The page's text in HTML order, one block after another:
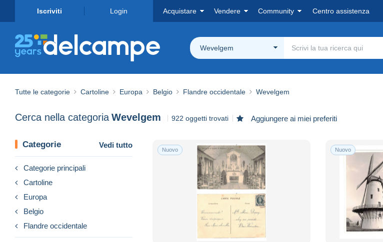
Iscriviti Login Acquistare Vendere Community Centro assistenza
Wevelgem
Tutte le categorie Cartoline Europa Belgio Flandre occidentale Wevelgem
Cerca nella categoria Wevelgem 922 oggetti trovati Aggiungere ai miei preferiti
Categorie Vedi tutto
Categorie principali
Cartoline
Europa
Belgio
Flandre occidentale
Nuovo Nuovo